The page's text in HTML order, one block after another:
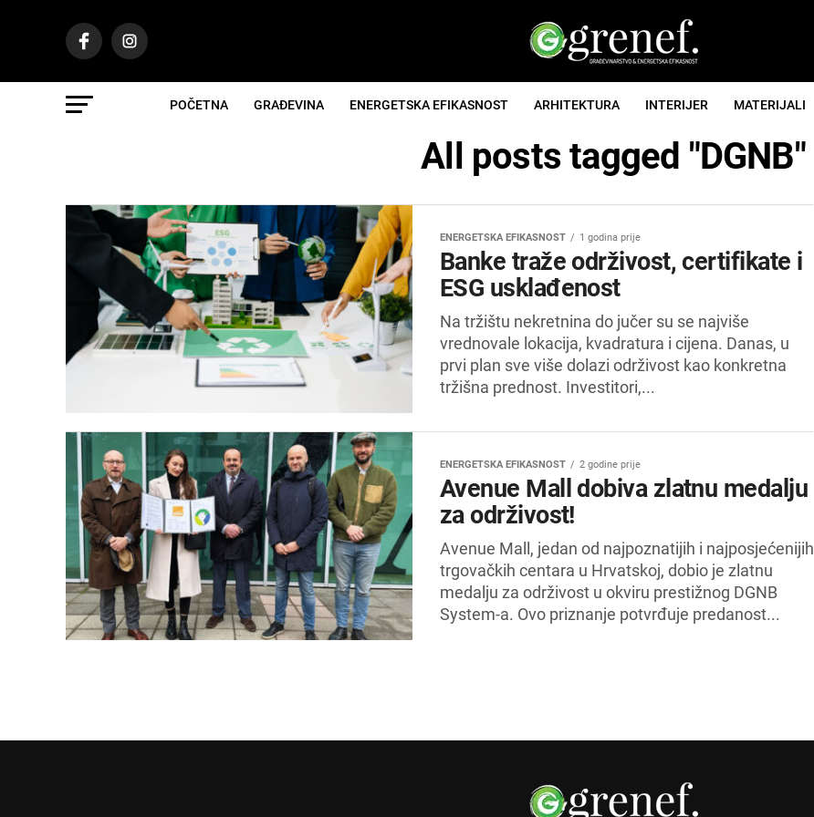
POČETNA GRAĐEVINA ENERGETSKA EFIKASNOST ARHITEKTURA INTERIJER MATERIJALI
All posts tagged "DGNB"
ENERGETSKA EFIKASNOST 1 godina prije
Banke traže održivost, certifikate i
ESG usklađenost
Na tržištu nekretnina do jučer su se najviše
vrednovale lokacija, kvadratura i cijena. Danas, u
prvi plan sve više dolazi održivost kao konkretna
tržišna prednost. Investitori,...
ENERGETSKA EFIKASNOST 2 godine prije
Avenue Mall dobiva zlatnu medalju
za održivost!
Avenue Mall, jedan od najpoznatijih i najposjećenijih
trgovačkih centara u Hrvatskoj, dobio je zlatnu
medalju za održivost u okviru prestižnog DGNB
System-a. Ovo priznanje potvrđuje predanost...